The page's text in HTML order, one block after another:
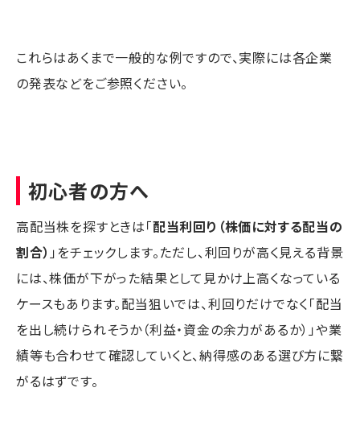
これらはあくまで一般的な例ですので、実際には各企業
の発表などをご参照ください。
初心者の方へ
高配当株を探すときは「配当利回り（株価に対する配当の
割合） 」をチェックします。ただし、利回りが高く見える背景
には、株価が下がった結果として見かけ上高くなっている
ケースもあります。配当狙いでは、利回りだけでなく「配当
を出し続けられそうか（利益・資金の余力があるか）」や業
績等も合わせて確認していくと、納得感のある選び方に繋
がるはずです。